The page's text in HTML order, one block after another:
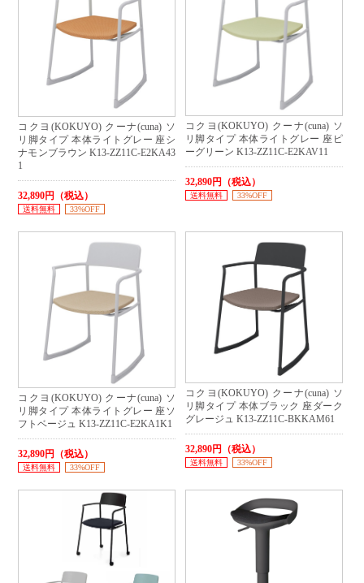
コクヨ(KOKUYO) クーナ(cuna) ソ
リ脚タイプ 本体ライトグレー 座シ
ナモンブラウン K13-ZZ11C-E2KA43
1
32,890円（税込）
送料無料 33%OFF
コクヨ(KOKUYO) クーナ(cuna) ソ
リ脚タイプ 本体ライトグレー 座ピ
ーグリーン K13-ZZ11C-E2KAV11
32,890円（税込）
送料無料 33%OFF
コクヨ(KOKUYO) クーナ(cuna) ソ
リ脚タイプ 本体ライトグレー 座ソ
フトベージュ K13-ZZ11C-E2KA1K1
32,890円（税込）
送料無料 33%OFF
コクヨ(KOKUYO) クーナ(cuna) ソ
リ脚タイプ 本体ブラック 座ダーク
グレージュ K13-ZZ11C-BKKAM61
32,890円（税込）
送料無料 33%OFF